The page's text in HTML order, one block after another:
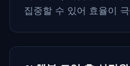
집중할 수 있어 효율이